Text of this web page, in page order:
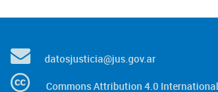
datosjusticia@jus.gov.ar
Commons Attribution 4.0